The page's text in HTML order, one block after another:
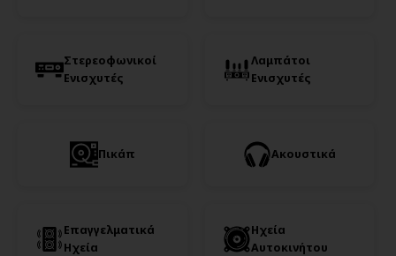
Στερεοφωνικοί
Ενισχυτές
Λαμπάτοι
Ενισχυτές
Πικάπ Ακουστικά
Επαγγελματικά
Ηχεία
Ηχεία
Αυτοκινήτου